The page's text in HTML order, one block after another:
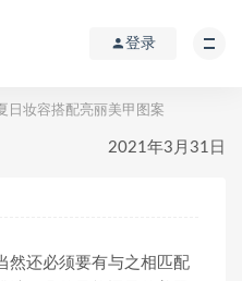
登录
日妆容搭配亮丽美甲图案
2021年3月31日
还必须要有与之相匹配